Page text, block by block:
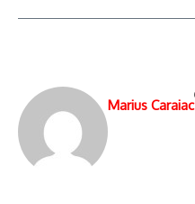
Marius Caraiac